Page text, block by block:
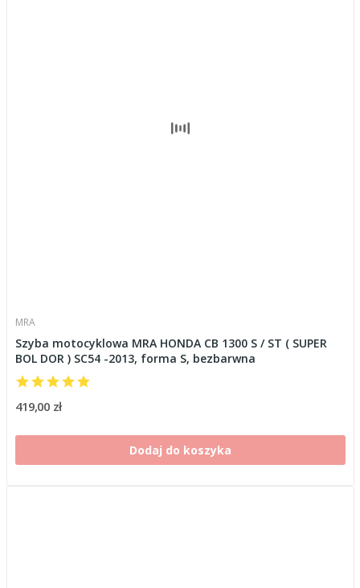
MRA
Szyba motocyklowa MRA HONDA CB 1300 S / ST ( SUPER
BOL DOR ) SC54 -2013, forma S, bezbarwna
419,00 zł
Dodaj do koszyka